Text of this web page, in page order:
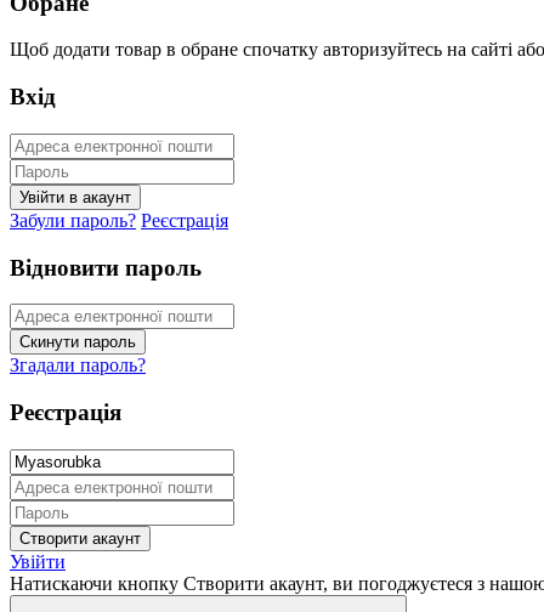
Щоб додати товар в обране спочатку авторизуйтесь на сайті або
Вхід
Забули пароль? Реєстрація
Відновити пароль
Згадали пароль?
Реєстрація
Увійти
Натискаючи кнопку Створити акаунт, ви погоджуєтеся з